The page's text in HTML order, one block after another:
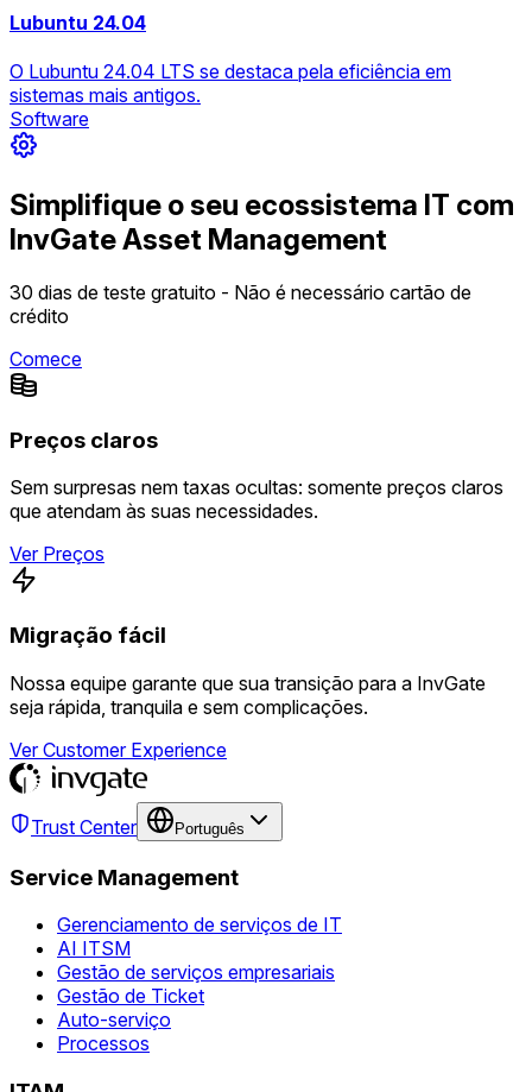
Lubuntu 24.04
O Lubuntu 24.04 LTS se destaca pela eficiência em
sistemas mais antigos.
Software
Simplifique o seu ecossistema IT com
InvGate Asset Management
30 dias de teste gratuito - Não é necessário cartão de
crédito
Comece
Preços claros
Sem surpresas nem taxas ocultas: somente preços claros
que atendam às suas necessidades.
Ver Preços
Migração fácil
Nossa equipe garante que sua transição para a InvGate
seja rápida, tranquila e sem complicações.
Ver Customer Experience
Trust Center Português
Service Management
Gerenciamento de serviços de IT
AI ITSM
Gestão de serviços empresariais
Gestão de Ticket
Auto-serviço
Processos